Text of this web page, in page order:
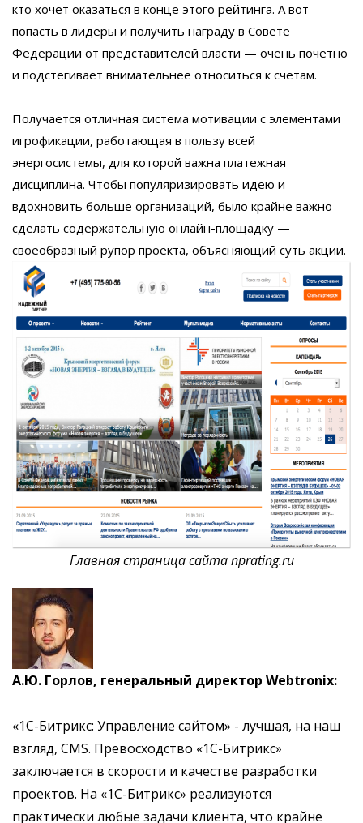
кто хочет оказаться в конце этого рейтинга. А вот
попасть в лидеры и получить награду в Совете
Федерации от представителей власти — очень почетно
и подстегивает внимательнее относиться к счетам.
Получается отличная система мотивации с элементами
игрофикации, работающая в пользу всей
энергосистемы, для которой важна платежная
дисциплина. Чтобы популяризировать идею и
вдохновить больше организаций, было крайне важно
сделать содержательную онлайн-площадку —
своеобразный рупор проекта, объясняющий суть акции.
Главная страница сайта nprating.ru
А.Ю. Горлов, генеральный директор Webtronix:
«1С-Битрикс: Управление сайтом» - лучшая, на наш
взгляд, CMS. Превосходство «1С-Битрикс»
заключается в скорости и качестве разработки
проектов. На «1С-Битрикс» реализуются
практически любые задачи клиента, что крайне